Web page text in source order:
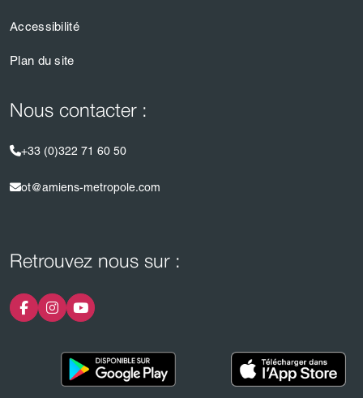
Accessibilité
Plan du site
Nous contacter :
+33 (0)322 71 60 50
ot@amiens-metropole.com
Retrouvez nous sur :